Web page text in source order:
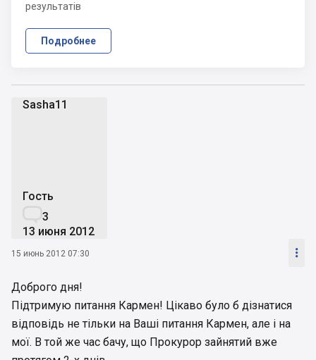
Sasha11
Гость
3
13 июня 2012
15 июнь 2012 07:30 
Доброго дня!
Підтримую питання Кармен! Цікаво було б дізнатися
відповідь не тільки на Ваші питання Кармен, але і на
мої. В той же час бачу, що Прокурор зайнятий вже
результатів
Подробнее